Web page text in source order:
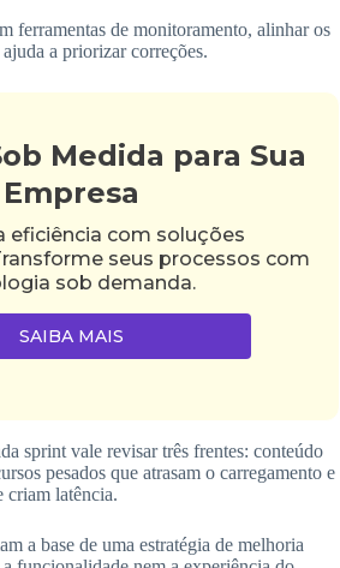
ferramentas de monitoramento, alinhar os
a priorizar correções.
Medida para Sua
Empresa
eficiência com soluções
seus processos com
sob demanda.
SAIBA MAIS
sprint vale revisar três frentes: conteúdo
pesados que atrasam o carregamento e
criam latência.
a base de uma estratégia de melhoria